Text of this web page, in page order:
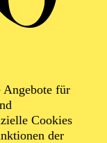
Angebote für
Cookies
der